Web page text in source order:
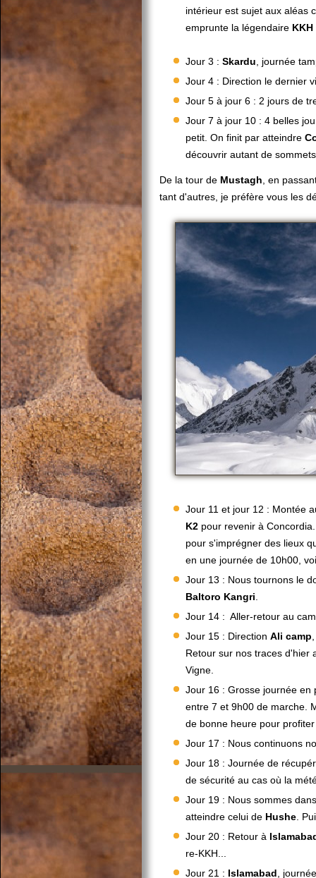
intérieur est sujet aux aléas
emprunte la légendaire KKH
Jour 3 : Skardu , journée
Jour 4 : Direction le dernier
Jour 5 à jour 6 : 2 jours de
Jour 7 à jour 10 : 4 belles
petit. On finit par atteindre
découvrir autant de
De la tour de Mustagh , en
tant d'autres, je préfère vous les
Jour 11 et jour 12 : Montée
K2 pour revenir à
pour s'imprégner des lieux
en une journée de 10h00,
Jour 13 : Nous tournons le
Baltoro Kangri
Jour 14 : Aller-retour au
Jour 15 : Direction Ali camp
Retour sur nos traces d'hier
Vigne.
Jour 16 : Grosse journée en
entre 7 et 9h00 de marche.
de bonne heure pour
Jour 17 : Nous continuons
Jour 18 : Journée de
de sécurité au cas où la
Jour 19 : Nous sommes
atteindre celui de Hushe .
Jour 20 : Retour à
re-KKH...
Jour 21 : Islamabad ,